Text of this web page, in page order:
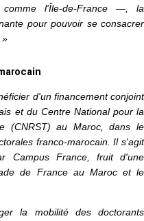
comme l'Île-de-France —, la
pour pouvoir se consacrer
»
d'un financement conjoint
et du Centre National pour la
(CNRST) au Maroc, dans le
franco-marocain. Il s'agit
Campus France, fruit d'une
de France au Maroc et le
la mobilité des doctorants